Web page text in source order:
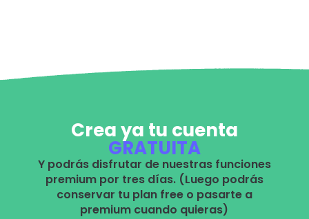
Crea ya tu cuenta
GRATUITA
Y podrás disfrutar de nuestras funciones
premium por tres días. (Luego podrás
conservar tu plan free o pasarte a
premium cuando quieras)